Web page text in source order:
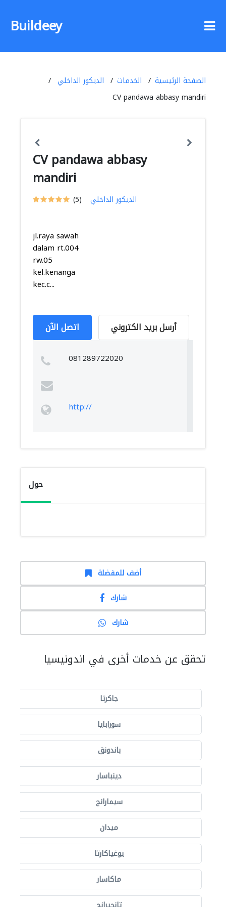
Buildeey
الصفحة الرئيسية الخدمات
الديكور الداخلي
CV pandawa abbasy mandiri
CV pandawa abbasy
mandiri
(5) الديكور الداخلي
jl.raya sawah
dalam rt.004
rw.05
kel.kenanga
kec.c...
اتصل الآن أرسل بريد الكتروني
081289722020
http://
حول
أضف للمفضلة
شارك
شارك
تحقق عن خدمات أخرى في اندونيسيا
جاكرتا
سورابايا
باندونق
دينباسار
سيمارانج
ميدان
يوغياكارتا
ماكاسار